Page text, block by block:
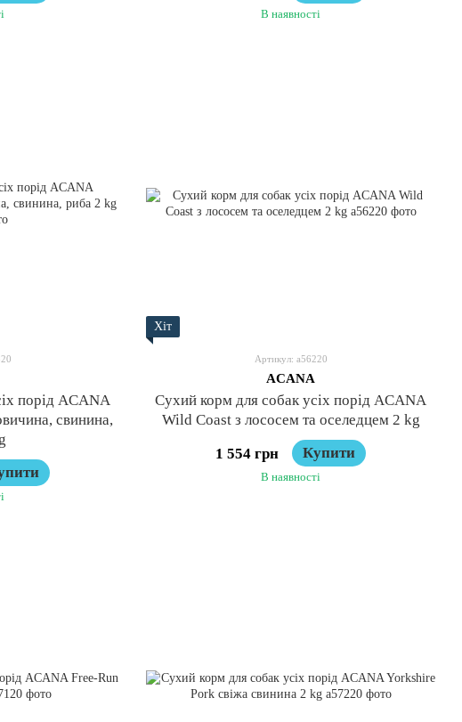
В наявності
порід ACANA
свинина,
Хіт
Артикул: a56220
ACANA
Сухий корм для собак усіх порід ACANA
Wild Coast з лососем та оселедцем 2 kg
1 554 грн
Купити
В наявності